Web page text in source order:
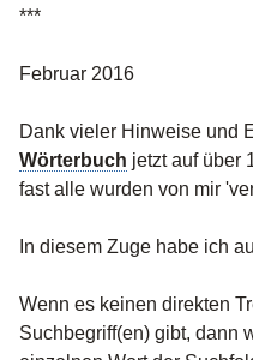
***
Februar 2016
Dank vieler Hinweise und
Wörterbuch jetzt auf über
fast alle wurden von mir
In diesem Zuge habe ich
Wenn es keinen direkten
Suchbegriff(en) gibt, dann